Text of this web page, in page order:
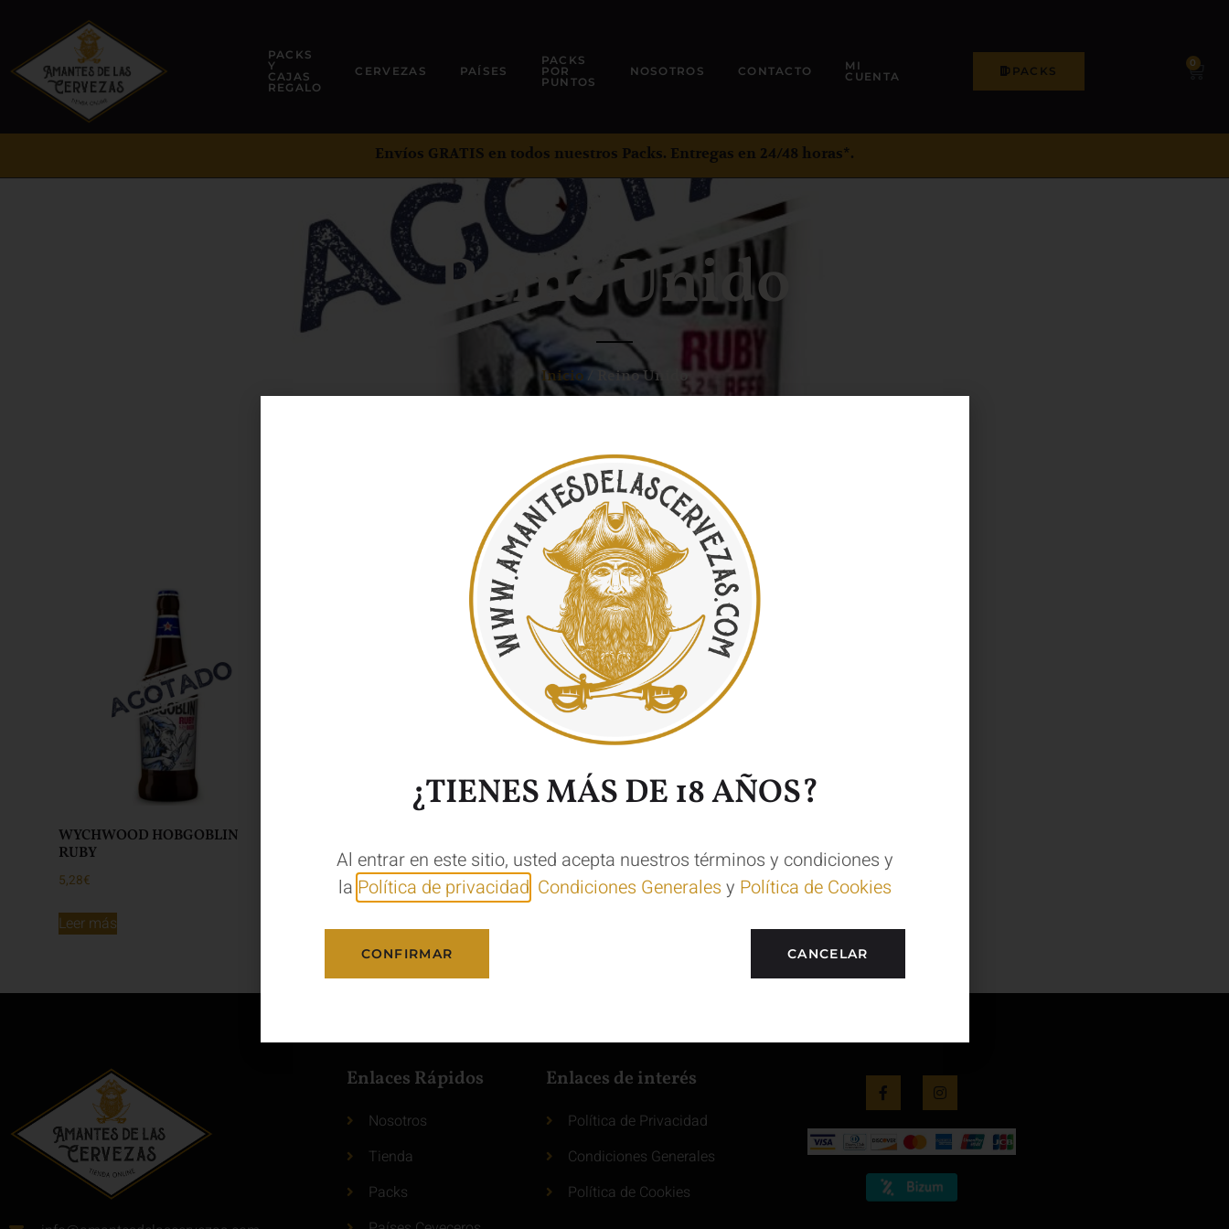
PACKS
Y
CAJAS
REGALO
CERVEZAS PAÍSES
PACKS
POR
PUNTOS
NOSOTROS CONTACTO
MI
CUENTA
PACKS
0
Envíos GRATIS en todos nuestros Packs. Entregas en 24/48 horas*.
Reino Unido
Inicio / Reino Unido
WYCHWOOD HOBGOBLIN
RUBY
5,28€
Leer más
Enlaces Rápidos
Nosotros
Tienda
Packs
Enlaces de interés
Política de Privacidad
Condiciones Generales
Política de Cookies
¿TIENES MÁS DE 18 AÑOS?
Al entrar en este sitio, usted acepta nuestros términos y condiciones y
la Política de privacidad Condiciones Generales y Política de Cookies
CONFIRMAR CANCELAR